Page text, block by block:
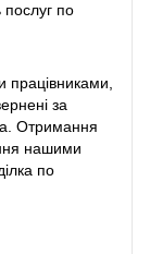
послуг по
за
Отримання
нашими
по